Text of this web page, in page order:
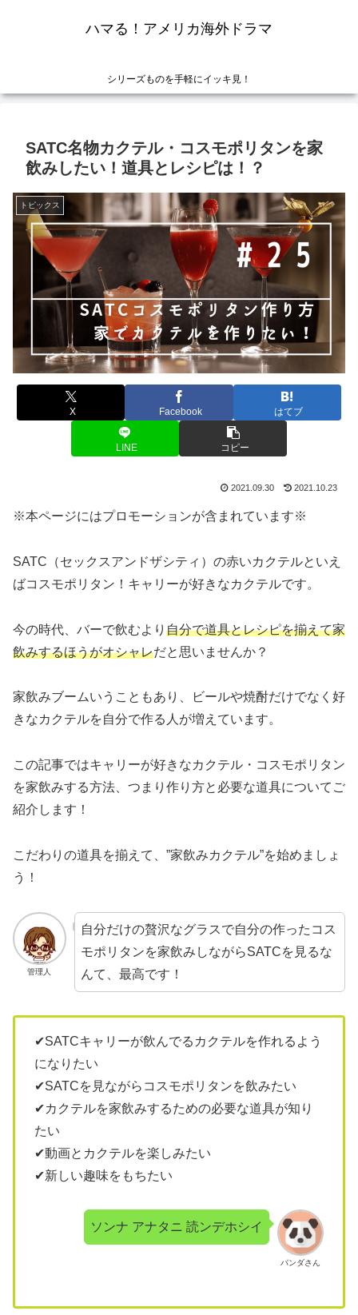
ハマる！アメリカ海外ドラマ
シリーズものを手軽にイッキ見！
SATC名物カクテル・コスモポリタンを家
飲みしたい！道具とレシピは！？
トピックス
X Facebook はてブ
LINE コピー
2021.09.30 2021.10.23
※本ページにはプロモーションが含まれています※
SATC（セックスアンドザシティ）の赤いカクテルといえ
ばコスモポリタン！キャリーが好きなカクテルです。
今の時代、バーで飲むより 自分で道具とレシピを揃えて家
飲みするほうがオシャレだと思いませんか？
家飲みブームいうこともあり、ビールや焼酎だけでなく好
きなカクテルを自分で作る人が増えています。
この記事ではキャリーが好きなカクテル・コスモポリタン
を家飲みする方法、つまり作り方と必要な道具についてご
紹介します！
こだわりの道具を揃えて、”家飲みカクテル”を始めましょ
う！
管理人
自分だけの贅沢なグラスで自分の作ったコス
モポリタンを家飲みしながらSATCを見るな
んて、最高です！
✔SATCキャリーが飲んでるカクテルを作れるよう
になりたい
✔SATCを見ながらコスモポリタンを飲みたい
✔カクテルを家飲みするための必要な道具が知り
たい
✔動画とカクテルを楽しみたい
✔新しい趣味をもちたい
パンダさん
ソンナ アナタニ 読ンデホシイ